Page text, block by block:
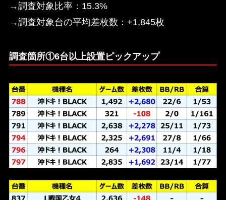
→調査対象比率：15.3%
→調査対象台の平均差枚数：+1,845枚
調査箇所①6台以上設置ピックアップ